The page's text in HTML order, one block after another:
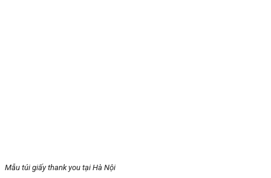
Mẫu túi giấy thank you tại Hà Nội